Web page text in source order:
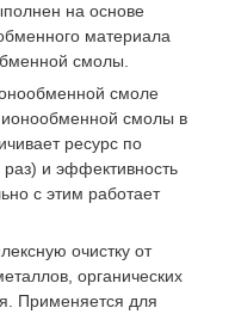
на основе
материала
смолы.
смоле
смолы в
ресурс по
и эффективность
с этим работает
очистку от
органических
Применяется для